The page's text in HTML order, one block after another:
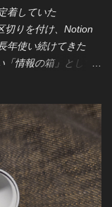
かに感じました
ベンチマーク ■
ン ■測定結果 FF14
価が落ちましたが、
度は90℃で抑えられ
度の方を図るぺき
たが、それでもしっ
【番外編】挙動を不
ナルファンタジー公
秀でしたが、思わぬ
着していた
切りを付け、Notion
年使い続けてきた
「情報の箱」として
を放り込む、まさに
し、ここ数年で状
はり 料金の大幅な高
料は3倍（9,300円/
となったのは、最新
持しようとすると、